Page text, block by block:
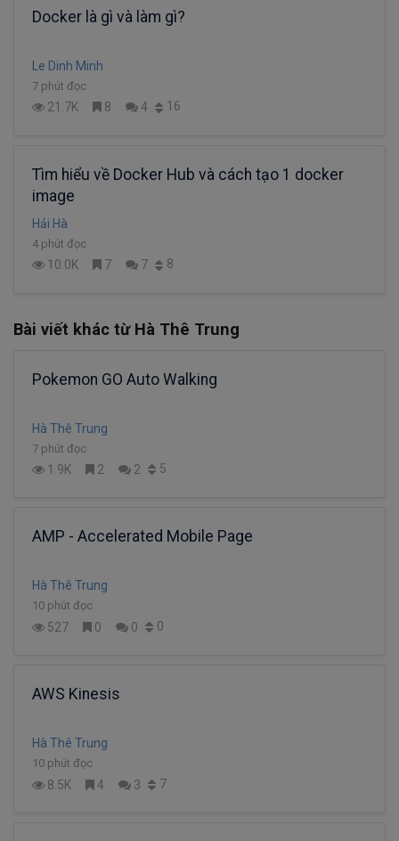
Docker là gì và làm gì?
Le Dinh Minh
7 phút đọc
21.7K 8 4 16
Tìm hiểu về Docker Hub và cách tạo 1 docker
image
Hải Hà
4 phút đọc
10.0K 7 7 8
Bài viết khác từ Hà Thê Trung
Pokemon GO Auto Walking
Hà Thê Trung
7 phút đọc
1.9K 2 2 5
AMP - Accelerated Mobile Page
Hà Thê Trung
10 phút đọc
527 0 0 0
AWS Kinesis
Hà Thê Trung
10 phút đọc
8.5K 4 3 7